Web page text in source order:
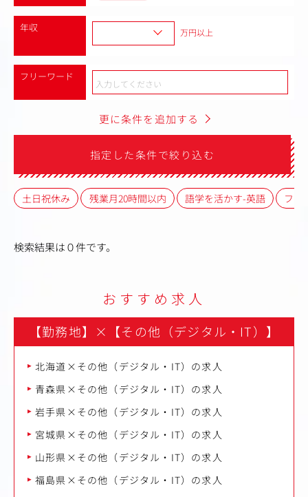
年収 万円以上
フリーワード
更に条件を追加する
指定した条件で絞り込む
土日祝休み 残業月20時間以内 語学を活かす-英語 フレ
検索結果は０件です。
おすすめ求人
【勤務地】 × 【その他（デジタル・IT）】
北海道×その他（デジタル・IT）の求人
青森県×その他（デジタル・IT）の求人
岩手県×その他（デジタル・IT）の求人
宮城県×その他（デジタル・IT）の求人
山形県×その他（デジタル・IT）の求人
福島県×その他（デジタル・IT）の求人